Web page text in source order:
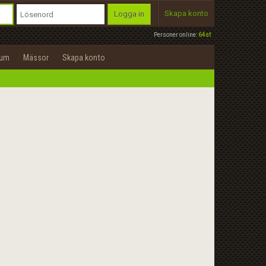
Personer online:64st
Logga in Skapa konto
Mässor Skapa konto